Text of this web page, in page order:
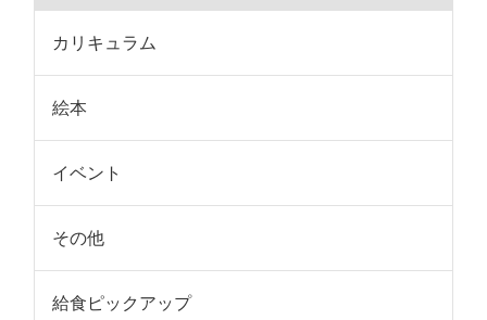
カリキュラム
絵本
イベント
その他
給食ピックアップ